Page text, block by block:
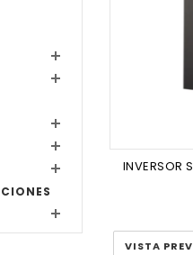
INVERSOR
VISTA